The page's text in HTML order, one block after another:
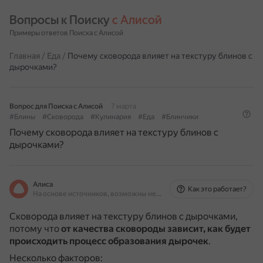
Вопросы к Поиску с Алисой
Примеры ответов Поиска с Алисой
Главная / Еда / Почему сковорода влияет на текстуру блинов с
дырочками?
Вопрос для Поиска с Алисой
7 марта
#Блины
#Сковорода #Кулинария #Еда #Блинчики
Почему сковорода влияет на текстуру блинов с
дырочками?
Алиса
На основе источников, возможны неточности
Как это работает?
Сковорода влияет на текстуру блинов с дырочками,
потому чтоот качества сковороды зависит, как будет
происходить процесс образования дырочек.
Несколько факторов: